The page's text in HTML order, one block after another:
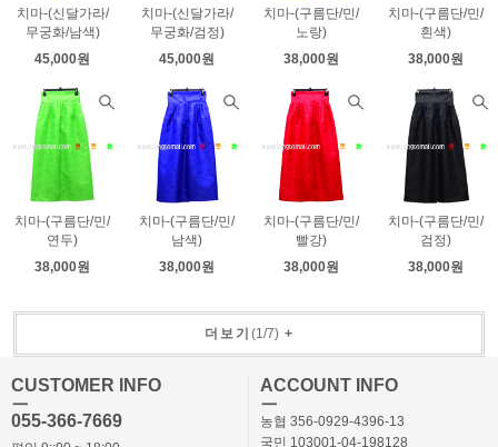
치마-(신달가라/
무궁화/남색)
45,000원
치마-(신달가라/
무궁화/검정)
45,000원
치마-(구름단/민/
노랑)
38,000원
치마-(구름단/민/
흰색)
38,000원
치마-(구름단/민/
연두)
38,000원
치마-(구름단/민/
남색)
38,000원
치마-(구름단/민/
빨강)
38,000원
치마-(구름단/민/
검정)
38,000원
더보기 (1 /7)+
CUSTOMER INFO
ㅡ
055-366-7669
ACCOUNT INFO
ㅡ
농협 356-0929-4396-13
국민 103001-04-198128